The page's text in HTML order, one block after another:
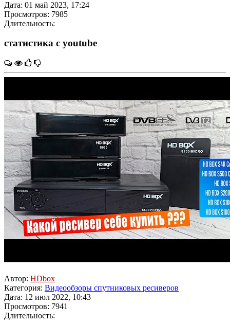
Дата: 01 май 2023, 17:24
Просмотров: 7985
Длительность:
статистика с youtube
Автор: HDbox
Категория: Видеообзоры спутниковых ресиверов
Дата: 12 июл 2022, 10:43
Просмотров: 7941
Длительность: